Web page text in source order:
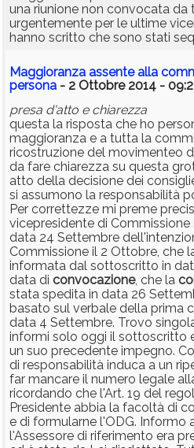
una riunione non convocata
urgentemente per le ultime
hanno scritto che sono stati
Maggioranza assente alla
persona - 2 Ottobre 2014 -
presa d'atto e chiarezza
questa la risposta che ho
maggioranza e a tutta la
ricostruzione del movimenteo
da fare chiarezza su questa
atto della decisione dei
si assumono la responsabilità
Per correttezze mi preme
vicepresidente di
data 24 Settembre
Commissione il 2 Ottobre, che
informata dal sottoscritto in
data di convocazione, che la
stata spedita in data 26
basato sul verbale della prima
data 4 Settembre. Trovo
informi solo oggi il sottoscritto
un suo precedente impegno.
di responsabilità induca a un
far mancare il numero legale
ricordando che l'Art. 19 del
Presidente abbia la facoltà di
e di formularne l'ODG. Informo
l'Assessore di riferimento era